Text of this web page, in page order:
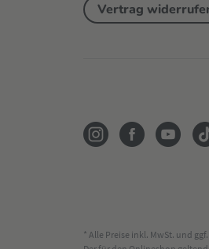
Vertrag
* Alle Preise inkl. MwSt. und ggf.